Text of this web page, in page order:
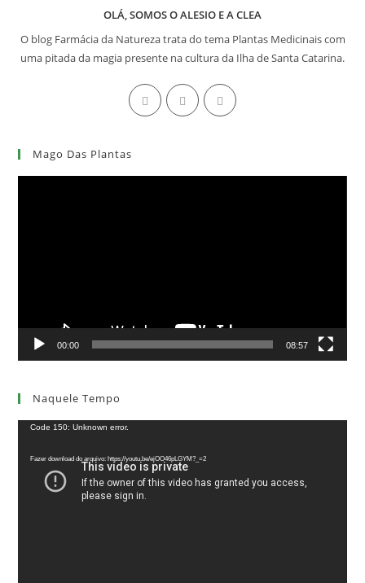
OLÁ, SOMOS O ALESIO E A CLEA
O blog Farmácia da Natureza trata do tema Plantas Medicinais com
uma pitada da magia presente na cultura da Ilha de Santa Catarina.
Abre
em
aba
Abre
em
aba
Abre
aba
Mago Das Plantas
00:00 08:57
Naquele Tempo
Tocador
vídeo
Code 150: Unknown error.
Fazer download do arquivo: https://youtu.be/ejOO46pLGYM?_=2